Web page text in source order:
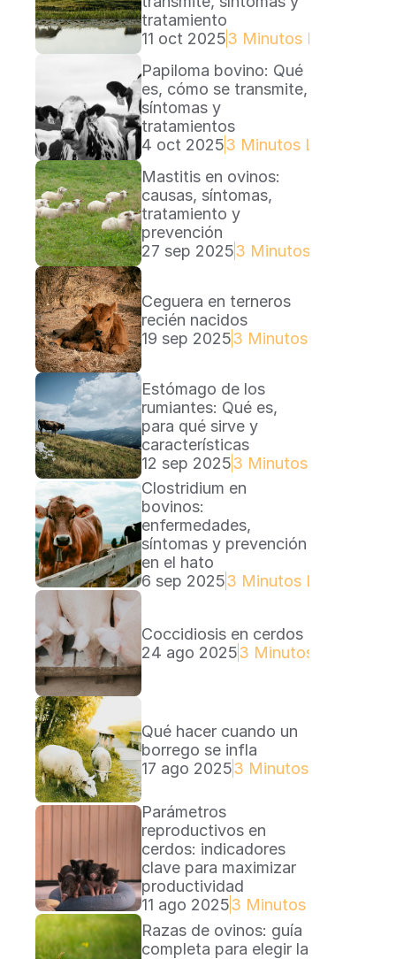
tratamiento
11 oct 20253 Minutos Lectura
Papiloma bovino: Qué
es, cómo se transmite,
síntomas y
tratamientos
4 oct 20253 Minutos Lectura
Mastitis en ovinos:
causas, síntomas,
tratamiento y
prevención
27 sep 20253 Minutos Lectura
Ceguera en terneros
recién nacidos
19 sep 20253 Minutos Lectura
Estómago de los
rumiantes: Qué es,
para qué sirve y
características
12 sep 20253 Minutos Lectura
Clostridium en
bovinos:
enfermedades,
síntomas y prevención
en el hato
6 sep 20253 Minutos Lectura
Coccidiosis en cerdos
24 ago 20253 Minutos Lectura
Qué hacer cuando un
borrego se infla
17 ago 20253 Minutos Lectura
Parámetros
reproductivos en
cerdos: indicadores
clave para maximizar
productividad
11 ago 20253 Minutos Lectura
Razas de ovinos: guía
completa para elegir la